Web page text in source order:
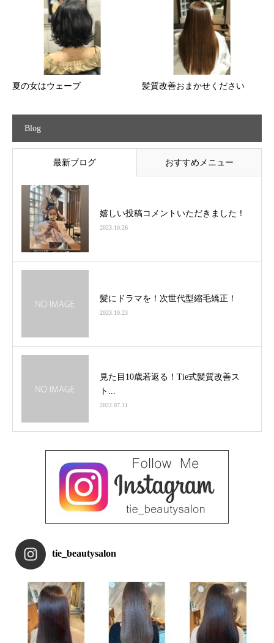
夏の女はウェーブ 髪質改善おまかせください
Blog
最新ブログ おすすめメニュー
嬉しい投稿コメントいただきました！
2023.10.26
髪にドラマを！次世代型縮毛矯正！
2023.10.23
見た目10歳若返る！Tie式髪質改善ス
ト...
2022.07.11
tie_beautysalon